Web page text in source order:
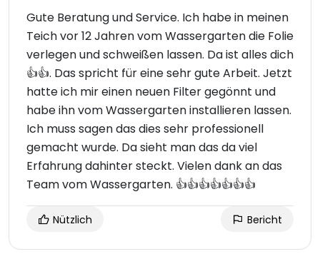
Gute Beratung und Service. Ich habe in meinen
Teich vor 12 Jahren vom Wassergarten die Folie
verlegen und schweißen lassen. Da ist alles dich
👍👍. Das spricht für eine sehr gute Arbeit. Jetzt
hatte ich mir einen neuen Filter gegönnt und
habe ihn vom Wassergarten installieren lassen.
Ich muss sagen das dies sehr professionell
gemacht wurde. Da sieht man das da viel
Erfahrung dahinter steckt. Vielen dank an das
Team vom Wassergarten. 👍👍👍👍👍👍👍
Nützlich Bericht